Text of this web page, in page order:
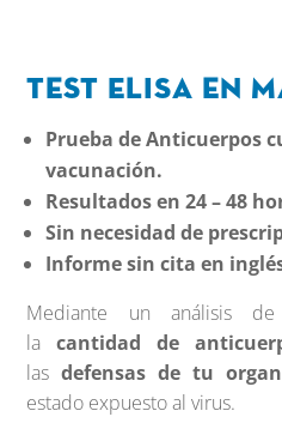
Test ELISA en
Prueba de Anticuerpos
vacunación.
Resultados en 24 – 48
Sin necesidad de
Informe sin cita en
Mediante un análisis
lacantidad de
lasdefensas de tu
estado expuesto al virus.